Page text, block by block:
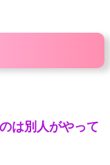
は別人がやって